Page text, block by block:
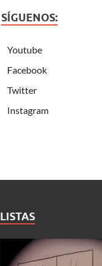
SÍGUENOS:
Youtube
Facebook
Twitter
Instagram
LISTAS